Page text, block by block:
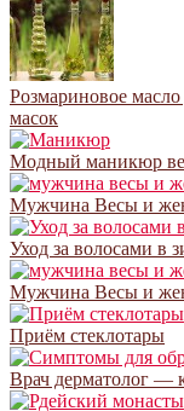
Розмариновое
масок
Модный маникюр
Мужчина Весы и
Уход за волосами в
Мужчина Весы и
Приём стеклотары
Врач дерматолог —